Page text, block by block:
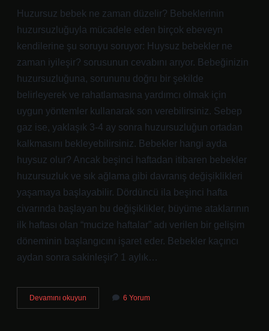
Huzursuz bebek ne zaman düzelir? Bebeklerinin
huzursuzluğuyla mücadele eden birçok ebeveyn
kendilerine şu soruyu soruyor: Huysuz bebekler ne
zaman iyileşir? sorusunun cevabını arıyor. Bebeğinizin
huzursuzluğuna, sorununu doğru bir şekilde
belirleyerek ve rahatlamasına yardımcı olmak için
uygun yöntemler kullanarak son verebilirsiniz. Sebep
gaz ise, yaklaşık 3-4 ay sonra huzursuzluğun ortadan
kalkmasını bekleyebilirsiniz. Bebekler hangi ayda
huysuz olur? Ancak beşinci haftadan itibaren bebekler
huzursuzluk ve sık ağlama gibi davranış değişiklikleri
yaşamaya başlayabilir. Dördüncü ila beşinci hafta
civarında başlayan bu değişiklikler, büyüme ataklarının
ilk haftası olan “mucize haftalar” adı verilen bir gelişim
döneminin başlangıcını işaret eder. Bebekler kaçıncı
aydan sonra sakinleşir? 1 aylık…
Devamını okuyun Bebeklerde
Huzursuzluk
6 Yorum